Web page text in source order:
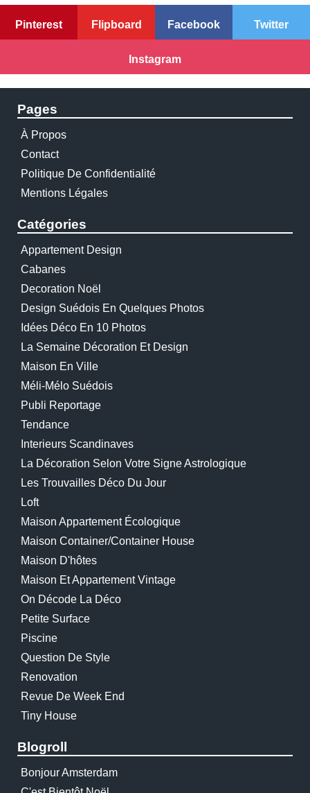
Pinterest Flipboard Facebook Twitter
Instagram
Pages
À Propos
Contact
Politique De Confidentialité
Mentions Légales
Catégories
Appartement Design
Cabanes
Decoration Noël
Design Suédois En Quelques Photos
Idées Déco En 10 Photos
La Semaine Décoration Et Design
Maison En Ville
Méli-Mélo Suédois
Publi Reportage
Tendance
Interieurs Scandinaves
La Décoration Selon Votre Signe Astrologique
Les Trouvailles Déco Du Jour
Loft
Maison Appartement Écologique
Maison Container/container House
Maison D'hôtes
Maison Et Appartement Vintage
On Décode La Déco
Petite Surface
Piscine
Question De Style
Renovation
Revue De Week End
Tiny House
Blogroll
Bonjour Amsterdam